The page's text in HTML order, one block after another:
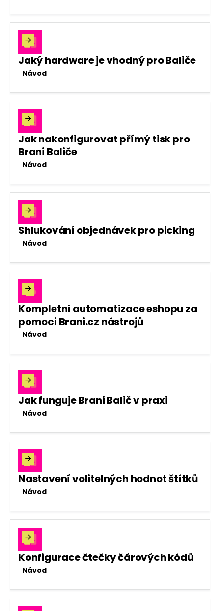
Jaký hardware je vhodný pro Baliče
Návod

Jak nakonfigurovat přímý tisk pro
Brani Baliče
Návod

Shlukování objednávek pro picking
Návod

Kompletní automatizace eshopu za
pomoci Brani.cz nástrojů
Návod

Jak funguje Brani Balič v praxi
Návod

Nastavení volitelných hodnot štítků
Návod

Konfigurace čtečky čárových kódů
Návod
